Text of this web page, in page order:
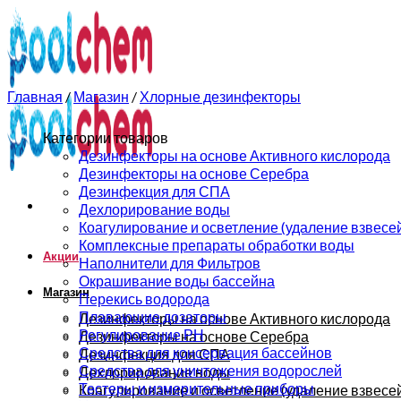
Акции
Магазин
Дезинфекторы на основе Активного кислорода
Дезинфекторы на основе Серебра
Дезинфекция для СПА
Дехлорирование воды
Коагулирование и осветление (удаление
Главная / Магазин / Хлорные дезинфекторы
Категории товаров
Дезинфекторы на основе Активного кислорода
Дезинфекторы на основе Серебра
Дезинфекция для СПА
Дехлорирование воды
Коагулирование и осветление (удаление
Комплексные препараты обработки воды
Наполнители для Фильтров
Окрашивание воды бассейна
Перекись водорода
Плавающие дозаторы
Регулирование РН
Средства для консервация бассейнов
Средства для уничтожения водорослей
Тестеры и измерительные приборы